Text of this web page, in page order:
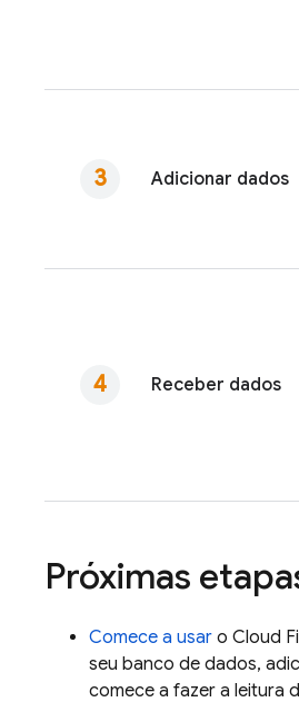
Adicionar dados
Receber dados
Próximas
Comece a usar o Cloud
seu banco de dados,
comece a fazer a leitura